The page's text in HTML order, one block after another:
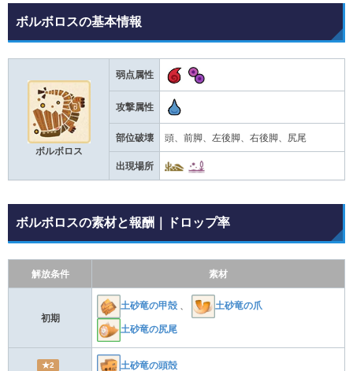
ボルボロスの基本情報
ボルボロス
弱点属性
攻撃属性
部位破壊 頭、前脚、左後脚、右後脚、尻尾
出現場所
ボルボロスの素材と報酬｜ドロップ率
解放条件 素材
初期
土砂竜の甲殻 土砂竜の爪
土砂竜の尻尾
★2 土砂竜の頭殻